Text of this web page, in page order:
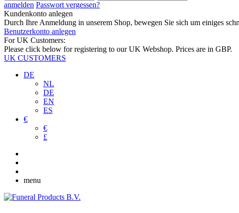
anmelden Passwort vergessen?
Kundenkonto anlegen
Durch Ihre Anmeldung in unserem Shop, bewegen Sie sich um einiges
Benutzerkonto anlegen
For UK Customers:
Please click below for registering to our UK Webshop. Prices are in GBP.
UK CUSTOMERS
DE
NL
DE
EN
ES
€
€
£
menu